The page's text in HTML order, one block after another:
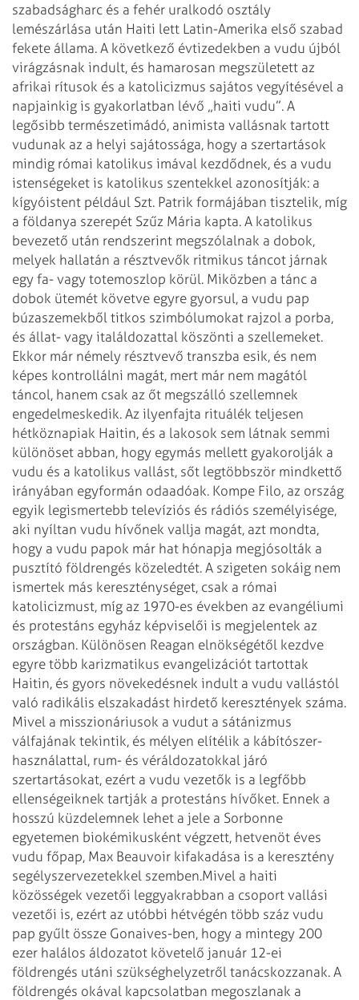
szabadságharc és a fehér uralkodó osztály
lemészárlása után Haiti lett Latin-Amerika első szabad
fekete állama. A következő évtizedekben a vudu újból
virágzásnak indult, és hamarosan megszületett az
afrikai rítusok és a katolicizmus sajátos vegyítésével a
napjainkig is gyakorlatban lévő „haiti vudu”. A
legősibb természetimádó, animista vallásnak tartott
vudunak az a helyi sajátossága, hogy a szertartások
mindig római katolikus imával kezdődnek, és a vudu
istenségeket is katolikus szentekkel azonosítják: a
kígyóistent például Szt. Patrik formájában tisztelik, míg
a földanya szerepét Szűz Mária kapta. A katolikus
bevezető után rendszerint megszólalnak a dobok,
melyek hallatán a résztvevők ritmikus táncot járnak
egy fa- vagy totemoszlop körül. Miközben a tánc a
dobok ütemét követve egyre gyorsul, a vudu pap
búzaszemekből titkos szimbólumokat rajzol a porba,
és állat- vagy italáldozattal köszönti a szellemeket.
Ekkor már némely résztvevő transzba esik, és nem
képes kontrollálni magát, mert már nem magától
táncol, hanem csak az őt megszálló szellemnek
engedelmeskedik. Az ilyenfajta rituálék teljesen
hétköznapiak Haitin, és a lakosok sem látnak semmi
különöset abban, hogy egymás mellett gyakorolják a
vudu és a katolikus vallást, sőt legtöbbször mindkettő
irányában egyformán odaadóak. Kompe Filo, az ország
egyik legismertebb televíziós és rádiós személyisége,
aki nyíltan vudu hívőnek vallja magát, azt mondta,
hogy a vudu papok már hat hónapja megjósolták a
pusztító földrengés közeledtét. A szigeten sokáig nem
ismertek más kereszténységet, csak a római
katolicizmust, míg az 1970-es években az evangéliumi
és protestáns egyház képviselői is megjelentek az
országban. Különösen Reagan elnökségétől kezdve
egyre több karizmatikus evangelizációt tartottak
Haitin, és gyors növekedésnek indult a vudu vallástól
való radikális elszakadást hirdető keresztények száma.
Mivel a misszionáriusok a vudut a sátánizmus
válfajának tekintik, és mélyen elítélik a kábítószer-
használattal, rum- és véráldozatokkal járó
szertartásokat, ezért a vudu vezetők is a legfőbb
ellenségeiknek tartják a protestáns hívőket. Ennek a
hosszú küzdelemnek lehet a jele a Sorbonne
egyetemen biokémikusként végzett, hetvenöt éves
vudu főpap, Max Beauvoir kifakadása is a keresztény
segélyszervezetekkel szemben.Mivel a haiti
közösségek vezetői leggyakrabban a csoport vallási
vezetői is, ezért az utóbbi hétvégén több száz vudu
pap gyűlt össze Gonaives-ben, hogy a mintegy 200
ezer halálos áldozatot követelő január 12-ei
földrengés utáni szükséghelyzetről tanácskozzanak. A
földrengés okával kapcsolatban megoszlanak a